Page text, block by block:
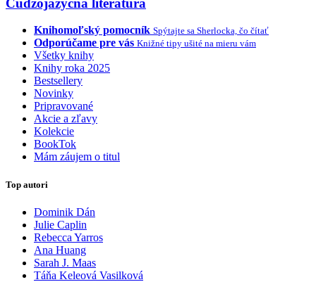
Knihomoľský pomocník Spýtajte sa Sherlocka, čo čítať
Odporúčame pre vás Knižné tipy ušité na mieru vám
Všetky knihy
Knihy roka 2025
Bestsellery
Novinky
Pripravované
Akcie a zľavy
Kolekcie
BookTok
Mám záujem o titul
Top autori
Dominik Dán
Julie Caplin
Rebecca Yarros
Ana Huang
Sarah J. Maas
Táňa Keleová Vasilková